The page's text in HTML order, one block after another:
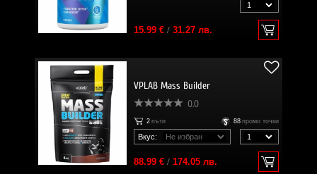
15.99 €/ 31.27 лв.
VPLAB Mass Builder
0.0
2 пъти 88 промо точки
Вкус:
88.99 €/ 174.05 лв.